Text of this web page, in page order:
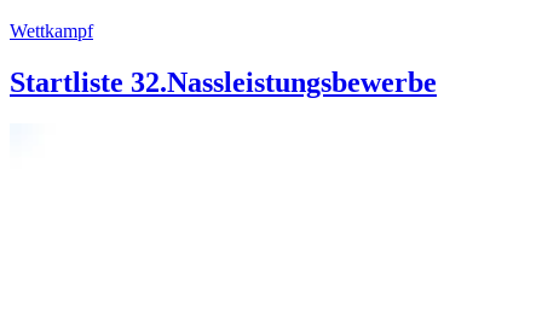
Wettkampf
Startliste 32.Nassleistungsbewerbe